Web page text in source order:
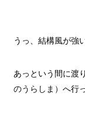
うっ、結構風が強
あっという間に渡
のうらしま） へ行